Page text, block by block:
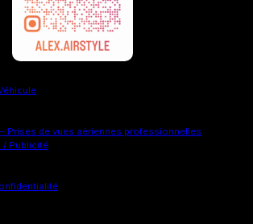
Prises de vues aériennes professionnelles
/ Publicité